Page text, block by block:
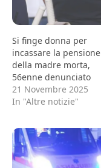
Si finge donna per
incassare la pensione
della madre morta,
56enne denunciato
21 Novembre 2025
In "Altre notizie"